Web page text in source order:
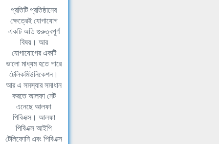
প্রতিটি প্রতিষ্ঠানের
ক্ষেত্রেই যোগাযোগ
একটি অতি গুরুত্বপূর্ণ
বিষয়। আর
যোগাযোগের একটি
ভালো মাধ্যম হতে পারে
টেলিকমিউনিকেশন।
আর এ সমস্যার সমাধান
করতে আলফা নেট
এনেছে আলফা
পিবিএক্স। আলফা
পিবিএক্স আইপি
টেলিফোনি এবং পিবিএক্স